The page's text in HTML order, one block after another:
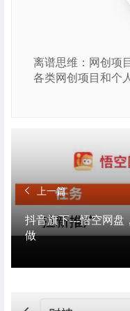
离谱思维：网创项
各类网创项目和个
上一篇
抖音旗下---悟空网盘
做